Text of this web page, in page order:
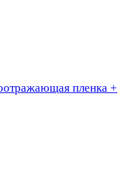
пленка +